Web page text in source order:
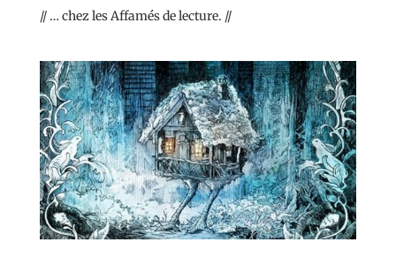
// … chez les Affamés de lecture. //